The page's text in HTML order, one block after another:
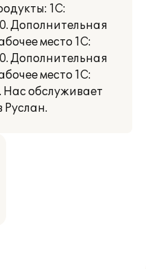
1С:
Дополнительная
место 1С:
Дополнительная
место 1C:
Нас обслуживает
Руслан.